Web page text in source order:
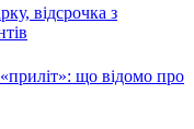
відсрочка з
що відомо про